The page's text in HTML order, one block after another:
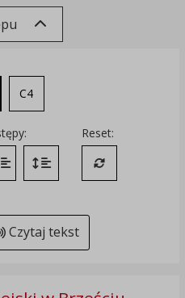
C4
Zmień odstęp między literami
Zmień interlinię i margines
Reset:
Przywróć
Czytaj tekst